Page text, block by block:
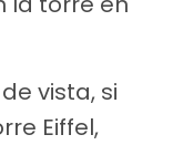
vista, si
Eiffel,